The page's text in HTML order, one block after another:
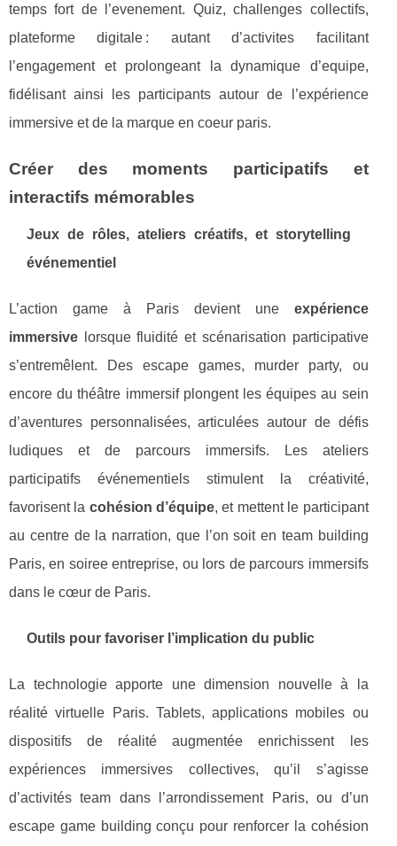
temps fort de l’evenement. Quiz, challenges collectifs,
plateforme digitale : autant d’activites facilitant
l’engagement et prolongeant la dynamique d’equipe,
fidélisant ainsi les participants autour de l’expérience
immersive et de la marque en coeur paris.
Créer des moments participatifs et
interactifs mémorables
Jeux de rôles, ateliers créatifs, et storytelling
événementiel
L’action game à Paris devient une expérience
immersive lorsque fluidité et scénarisation participative
s’entremêlent. Des escape games, murder party, ou
encore du théâtre immersif plongent les équipes au sein
d’aventures personnalisées, articulées autour de défis
ludiques et de parcours immersifs. Les ateliers
participatifs événementiels stimulent la créativité,
favorisent la cohésion d’équipe, et mettent le participant
au centre de la narration, que l’on soit en team building
Paris, en soiree entreprise, ou lors de parcours immersifs
dans le cœur de Paris.
Outils pour favoriser l’implication du public
La technologie apporte une dimension nouvelle à la
réalité virtuelle Paris. Tablets, applications mobiles ou
dispositifs de réalité augmentée enrichissent les
expériences immersives collectives, qu’il s’agisse
d’activités team dans l’arrondissement Paris, ou d’un
escape game building conçu pour renforcer la cohésion